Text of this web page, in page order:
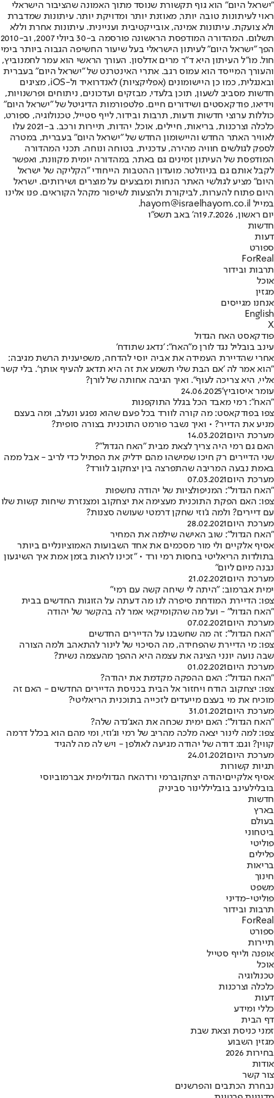
"ישראל היום" הוא גוף תקשורת שנוסד מתוך האמונה שהציבור הישראלי
ראוי לעיתונות טובה יותר, מאוזנת יותר ומדויקת יותר. עיתונות שמדברת
ולא צועקת. עיתונות אמינה, אובייקטיבית ועניינית. עיתונות אחרת וללא
תשלום. המהדורה המודפסת הראשונה פורסמה ב-30 ביולי 2007, וב-2010
הפך "ישראל היום" לעיתון הישראלי בעל שיעור החשיפה הגבוה ביותר בימי
חול. מו"ל העיתון היא ד"ר מרים אדלסון. העורך הראשי הוא עמר לחמנוביץ,
והעורך המייסד הוא עמוס רגב. אתרי האינטרנט של "ישראל היום" בעברית
ובאנגלית, כמו כן היישומונים (אפליקציות) לאנדרואיד ול-iOS, מציגים
חדשות מסביב לשעון, תוכן בלעדי, מבזקים ועדכונים, ניתוחים ופרשנויות,
וידיאו, פודקאסטים ושידורים חיים. פלטפורמות הדיגיטל של "ישראל היום"
כוללות ערוצי חדשות ודעות, תרבות ובידור, לייף סטייל, טכנולוגיה, ספורט,
כלכלה וצרכנות, בריאות, חיילים, אוכל, יהדות, תיירות ורכב. ב-2021 עלו
לאוויר האתר החדש והיישומון החדש של "ישראל היום" בעברית, במטרה
לספק לגולשים חוויה מהירה, עדכנית, בטוחה ונוחה. תכני המהדורה
המודפסת של העיתון זמינים גם באתר, במהדורה יומית מקוונת, ואפשר
לקבל אותם גם בניוזלטר. מועדון ההטבות הייחודי "הקליקה של ישראל
היום" מציע לגולשי האתר הנחות ומבצעים על מוצרים ושירותים. ישראל
היום פתוח להערות, לביקורת ולהצעות לשיפור מקהל הקוראים. פנו אלינו
במייל hayom@israelhayom.co.il.
יום ראשון, 19.7.2026
ה' באב תשפ"ו
חדשות
דעות
ספורט
ForReal
תרבות ובידור
אוכל
מגזין
אנחנו מגייסים
English
X
פודקאסט האח הגדול
עינב בובליל נגד לורן מ"האח": 'נדאג שתודח'
אחרי שהדיירת העמידה את אביה יוסי להדחה, משפיענית הרשת מגיבה:
"הוא אמר לה 'אם הבת שלי תשמע את זה היא תדאג להעיף אותך'. בלי קשר
אליי, היא צריכה לעוף". ואיך הגיבה אחותה של לורן?
עומר איסוביץ'24.06.2025
"האח": רמי מאבד הכל בגלל התוקפנות
צפו בפודקאסט: מה קורה לוורד בכל פעם שהוא נפגע ונעלב, ומה בעצם
מניע את הדייר? • ואיך נשבר פורמט התוכנית בצורה סופית?
מערכת היום14.03.2021
האם גם רמי היה צריך לצאת מבית "האח הגדול"?
שני הדיירים רק חיכו שמישהו מהם ידליק את הפתיל כדי לריב - אבל ממה
באמת נבעה המריבה שהתפרצה בין יצחקוב לוורד?
מערכת היום07.03.2021
"האח הגדול": המניפולציות של יהודה נחשפות
צפו: האם הפקת התוכנית מעצימה את יצחקוב ומצנזרת שיחות קשות שלו
עם דיירים? ולמה ג'וזי שחקן דרמטי שעושה סצנות?
מערכת היום28.02.2021
"האח הגדול": שוב האישה שילמה את המחיר
אסיף אלקיים ולי מור מסכמים את אחד השבועות האמוציונליים ביותר
בתולדות הריאליטי בחסות רמי ורד • "זכינו לראות בזמן אמת איך השיגעון
נבנה מיום ליום"
מערכת היום21.02.2021
ימית אברמוב: "היתה לי שיחה קשה עם רמי"
צפו: הדיירת המודחת סיפרה לנו מה דעתה על הזוגות החדשים בבית
"האח הגדול" - ועל מה שהקומיקאי אמר לה בהקשר של יהודה
מערכת היום07.02.2021
"האח הגדול": זה מה שחשבנו על הדיירים החדשים
צפו: מי הדיירת שהפחידה, מה הסיכוי של לינור להתאהב ולמה הצורה
שבה נועה יונני הציגה את עצמה היא ההפך מהעצמה נשית?
מערכת היום01.02.2021
"האח הגדול": האם ההפקה מקדמת את יהודה?
צפו: יצחקוב הודח ויחזור אל הבית בכניסת הדיירים החדשים - האם זה
מוכיח את מי בעצם מייעדים לזכייה בתוכנית הריאליטי?
מערכת היום31.01.2021
"האח הגדול": האם ימית שכחה את האג'נדה שלה?
צפו: למה לינור יצאה מלכה מהריב של רמי וג'וזי, ומי מהם הוא בכלל דרמה
קווין? וגם: דודה של יהודה מגיעה לאולפן - ויש לה מה להגיד
מערכת היום24.01.2021
תגיות קשורות
אסיף אלקייםיהודה יצחקוברמי ורדהאח הגדולימית אברמוביוסי
בובלילעינב בובליללינור סביניק
חדשות
בארץ
בעולם
ביטחוני
פוליטי
פלילים
בריאות
חינוך
משפט
פוליטי-מדיני
תרבות ובידור
ForReal
ספורט
תיירות
אופנה ולייף סטייל
אוכל
טכנולוגיה
כלכלה וצרכנות
דעות
כללי ומידע
דף הבית
זמני כניסת וצאת שבת
מגזין השבוע
בחירות 2026
אודות
צור קשר
נבחרת הכתבים והפרשנים